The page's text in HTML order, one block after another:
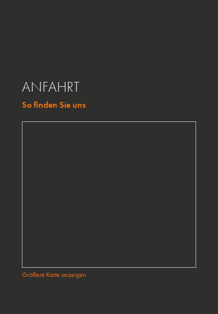
ANFAHRT
So finden Sie uns
Größere Karte anzeigen